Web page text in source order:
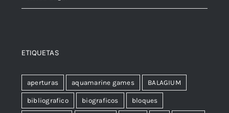
ETIQUETAS
aperturas aquamarine games BALAGIUM
bibliografico biograficos bloques